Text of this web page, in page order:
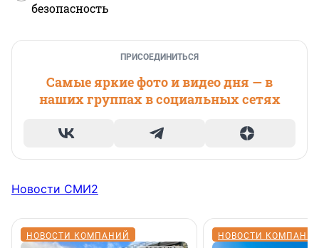
безопасность
ПРИСОЕДИНИТЬСЯ
Самые яркие фото и видео дня — в
наших группах в социальных сетях
Новости СМИ2
НОВОСТИ КОМПАНИЙ НОВОСТИ